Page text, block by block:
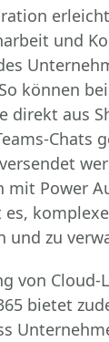
und
können
direkt aus
Chats
mit Power
und zu
von Cloud-
bietet